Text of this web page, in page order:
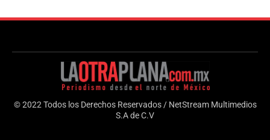
© 2022 Todos los Derechos Reservados / NetStream Multimedios
S.A de C.V